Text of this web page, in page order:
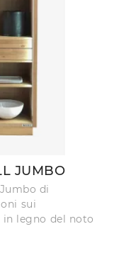
JUMBO
di
sui
legno del noto